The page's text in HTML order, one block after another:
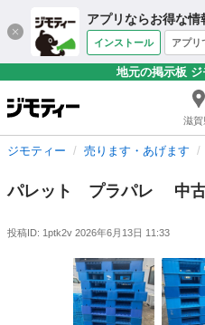
アプリならお得な情
インストール アプリ
地元の掲示板
滋賀
ジモティー 売ります・あげます
パレット プラパレ 中
投稿ID: 1ptk2v 2026年6月13日 11:33